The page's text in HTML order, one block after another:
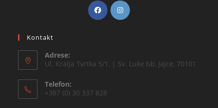
Kontakt
Adrese:
Ul. Kralja Tvrtka 5/1, | Sv. Luke bb, Jajce, 70101
Telefon:
+387 (0) 30 337 828